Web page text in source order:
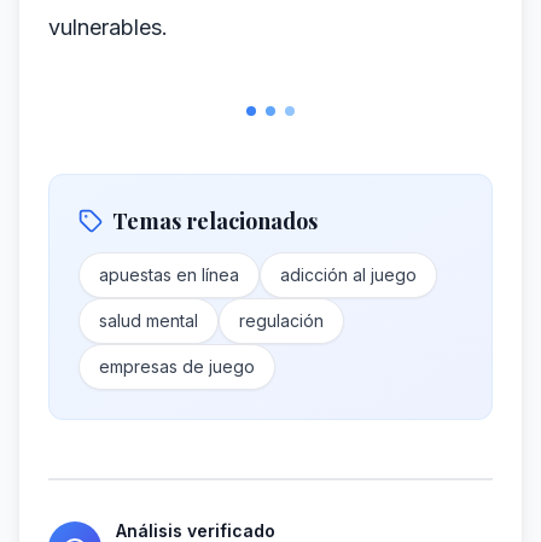
vulnerables.
Temas relacionados
apuestas en línea adicción al juego
salud mental regulación
empresas de juego
Análisis verificado